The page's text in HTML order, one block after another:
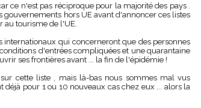
ce n'est pas réciproque pour la majorité des pays .
gouvernements hors UE avant d'annoncer ces listes
au tourisme de l'UE.
qui concerneront que des personnes
d'entrées compliquées et une quarantaine
ses frontières avant ... la fin de l'épidémie !
cette liste , mais là-bas nous sommes mal vus
pour 1 ou 10 nouveaux cas chez eux ... alors la